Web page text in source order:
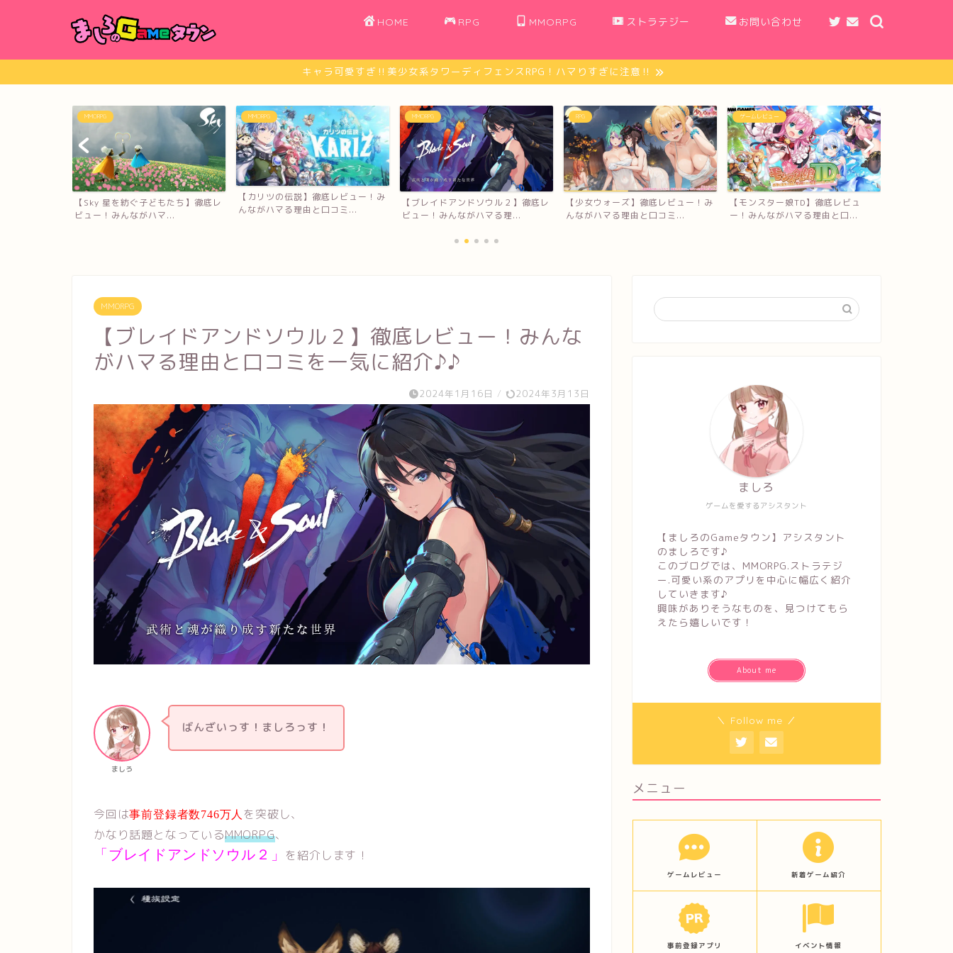
HOME RPG MMORPG ストラテジー お問い合わせ
キャラ可愛すぎ‼︎美少女系タワーディフェンスRPG！ハマりすぎに注意‼︎
MMORPG
【カリツの伝説】徹底レビュー！み
んながハマる理由と口コミ...
MMORPG
【ブレイドアンドソウル２】徹底レ
ビュー！みんながハマる理...
RPG
【少女ウォーズ】徹底レビュー！み
んながハマる理由と口コミ...
ゲームレビュー
【モンスター娘TD】徹底レビュ
ー！みんながハマる理由と口...
MMORPG
【Sky 星を紡ぐ子どもたち】徹底レ
ビュー！みんながハマ...
MMORPG
【ブレイドアンドソウル２】徹底レビュー！みんな
がハマる理由と口コミを一気に紹介♪♪
2024年1月16日 / 2024年3月13日
ましろ
ばんざいっす！ましろっす！
今回は事前登録者数746万人 を突破し、
かなり話題となっているMMORPG、
「ブレイドアンドソウル２」 を紹介します！
ゲームを愛するアシスタント
ましろ
【ましろのGameタウン】アシスタント
のましろです♪
このブログでは、MMORPG.ストラテジ
ー.可愛い系のアプリを中心に幅広く紹介
していきます♪
興味がありそうなものを、見つけてもら
えたら嬉しいです！
About me
＼ Follow me ／
メニュー
ゲームレビュー 新着ゲーム紹介
事前登録アプリ イベント情報